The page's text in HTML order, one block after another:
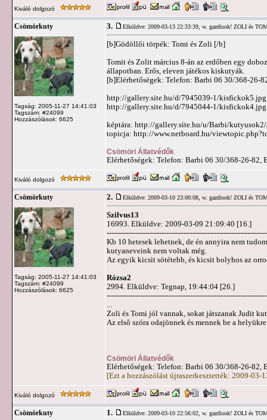
Kiváló dolgozó
Csömörkuty
Tagság: 2005-11-27 14:41:03
Tagszám: #24099
Hozzászólások: 6625
3. Elküldve: 2009-03-13 22:33:39, w. gazdisok! ZOLI és
[b]Gödöllői törpék: Tomi és Zoli [/b]
Tomit és Zolit március 8-án az erdőben egy
állapotban. Erős, eleven játékos kiskutyák.
[b]Elérhetőségek: Telefon: Barbi 06 30/368-26-
http://gallery.site.hu/d/7945039-1/kisfickok5.jpg
http://gallery.site.hu/d/7945044-1/kisfickok4.jpg
képtára: http://gallery.site.hu/u/Barbi/
topicja: http://www.netboard.hu/
Csömöri Állatvédők
Elérhetőségek: Telefon: Barbi 06 30/368-26-82,
Kiváló dolgozó
Csömörkuty
Tagság: 2005-11-27 14:41:03
Tagszám: #24099
Hozzászólások: 6625
2. Elküldve: 2009-03-10 23:00:08, w. gazdisok! ZOLI és
Szilvus13
16993. Elküldve: 2009-03-09 21:09:40 [16.]
Kb 10 hetesek lehetnek, de én annyira nem
kutyaneveink nem voltak még.
Az egyik kicsit sötétebb, és kicsit bolyhos az
Rózsa2
2994. Elküldve: Tegnap, 19:44:04 [26.]
Zoli és Tomi jól vannak, sokat játszanak Judit
Az első szóra odajönnek és mennek be a
Csömöri Állatvédők
Elérhetőségek: Telefon: Barbi 06 30/368-26-82,
[Ezt a hozzászólást újraszerkesztették: 2009-03-
Kiváló dolgozó
Csömörkuty 1. Elküldve: 2009-03-10 22:56:02, w. gazdisok! ZOLI és